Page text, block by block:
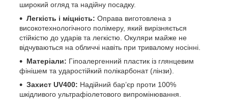
широкий огляд та надійну посадку.
Легкість і міцність: Оправа виготовлена з
високотехнологічного полімеру, який вирізняється
стійкістю до ударів та легкістю. Окуляри майже не
відчуваються на обличчі навіть при тривалому носінні.
Матеріали: Гіпоалергенний пластик із глянцевим
фінішем та ударостійкий полікарбонат (лінзи).
Захист UV400: Надійний бар’єр проти 100%
шкідливого ультрафіолетового випромінювання.